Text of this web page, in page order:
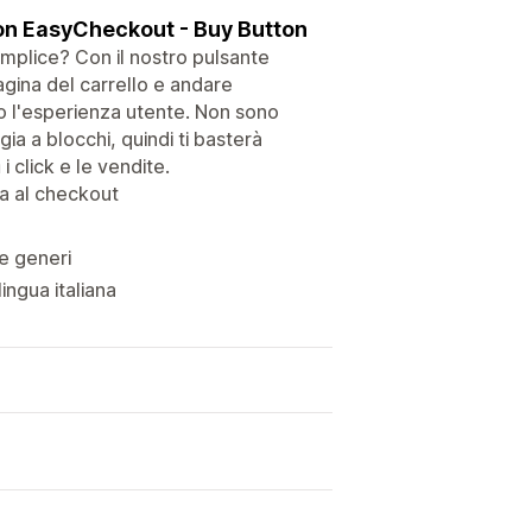
EasyCheckout - Buy Button
Con il nostro pulsante
del carrello e andare
l'esperienza utente. Non sono
a blocchi, quindi ti basterà
click e le vendite.
al checkout
generi
italiana